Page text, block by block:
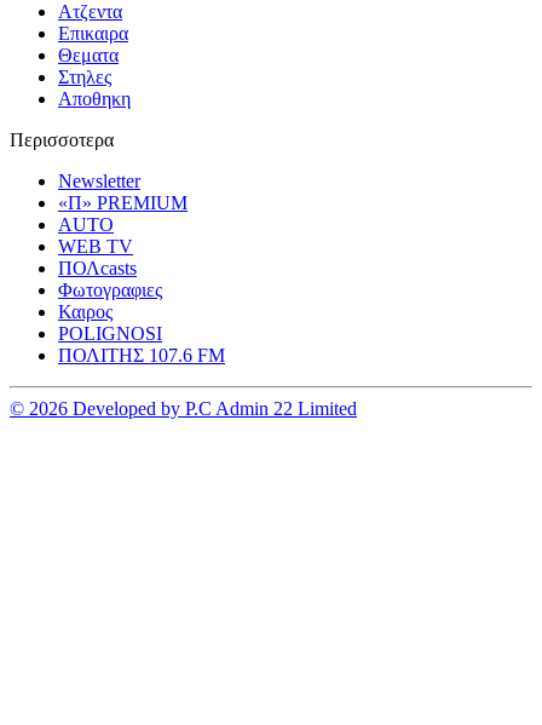
Ατζεντα
Επικαιρα
Θεματα
Στηλες
Αποθηκη
Περισσοτερα
Newsletter
«Π» PREMIUM
AUTO
WEB TV
ΠΟΛcasts
Φωτογραφιες
Καιρος
POLIGNOSI
ΠΟΛΙΤΗΣ 107.6 FM
© 2026 Developed by P.C Admin 22 Limited